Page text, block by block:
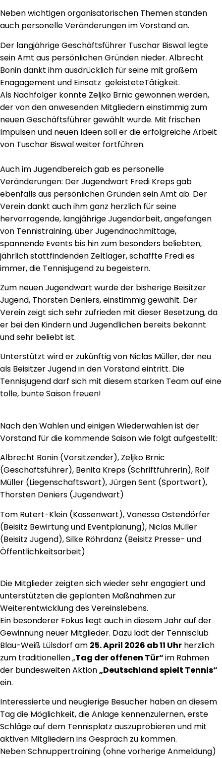
Neben wichtigen organisatorischen Themen standen
auch personelle Veränderungen im Vorstand an.
Der langjährige Geschäftsführer Tuschar Biswal legte
sein Amt aus persönlichen Gründen nieder. Albrecht
Bonin dankt ihm ausdrücklich für seine mit großem
Enagagement und Einsatz geleisteteTätigkeit.
Als Nachfolger konnte Zeljko Brnic gewonnen werden,
der von den anwesenden Mitgliedern einstimmig zum
neuen Geschäftsführer gewählt wurde. Mit frischen
Impulsen und neuen Ideen soll er die erfolgreiche Arbeit
von Tuschar Biswal weiter fortführen.
Auch im Jugendbereich gab es personelle
Veränderungen: Der Jugendwart Fredi Kreps gab
ebenfalls aus persönlichen Gründen sein Amt ab. Der
Verein dankt auch ihm ganz herzlich für seine
hervorragende, langjährige Jugendarbeit, angefangen
von Tennistraining, über Jugendnachmittage,
spannende Events bis hin zum besonders beliebten,
jährlich stattfindenden Zeltlager, schaffte Fredi es
immer, die Tennisjugend zu begeistern.
Zum neuen Jugendwart wurde der bisherige Beisitzer
Jugend, Thorsten Deniers, einstimmig gewählt. Der
Verein zeigt sich sehr zufrieden mit dieser Besetzung, da
er bei den Kindern und Jugendlichen bereits bekannt
und sehr beliebt ist.
Unterstützt wird er zukünftig von Niclas Müller, der neu
als Beisitzer Jugend in den Vorstand eintritt. Die
Tennisjugend darf sich mit diesem starken Team auf eine
tolle, bunte Saison freuen!
Nach den Wahlen und einigen Wiederwahlen ist der
Vorstand für die kommende Saison wie folgt aufgestellt:
Albrecht Bonin (Vorsitzender), Zeljko Brnic
(Geschäftsführer), Benita Kreps (Schriftführerin), Rolf
Müller (Liegenschaftswart), Jürgen Sent (Sportwart),
Thorsten Deniers (Jugendwart)
Tom Rutert-Klein (Kassenwart), Vanessa Ostendörfer
(Beisitz Bewirtung und Eventplanung), Niclas Müller
(Beisitz Jugend), Silke Röhrdanz (Beisitz Presse- und
Öffentlichkeitsarbeit)
Die Mitglieder zeigten sich wieder sehr engagiert und
unterstützten die geplanten Maßnahmen zur
Weiterentwicklung des Vereinslebens.
Ein besonderer Fokus liegt auch in diesem Jahr auf der
Gewinnung neuer Mitglieder. Dazu lädt der Tennisclub
Blau-Weiß Lülsdorf am 25. April 2026 ab 11 Uhr herzlich
zum traditionellen „Tag der offenen Tür“im Rahmen
der bundesweiten Aktion„Deutschland spielt Tennis“
ein.
Interessierte und neugierige Besucher haben an diesem
Tag die Möglichkeit, die Anlage kennenzulernen, erste
Schläge auf dem Tennisplatz auszuprobieren und mit
aktiven Mitgliedern ins Gespräch zu kommen.
Neben Schnuppertraining (ohne vorherige Anmeldung)